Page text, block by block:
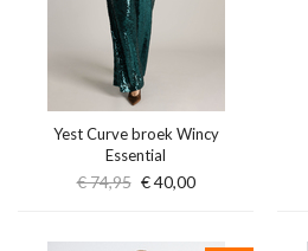
Yest Curve broek Wincy
Essential
€ 74,95 € 40,00